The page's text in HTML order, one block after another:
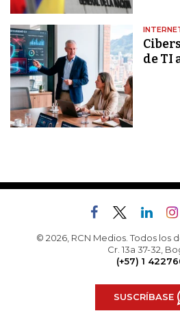
de TI
© 2026, RCN Medios. Todos los
Cr. 13a 37-32,
(+57) 1
SUSCRÍBASE